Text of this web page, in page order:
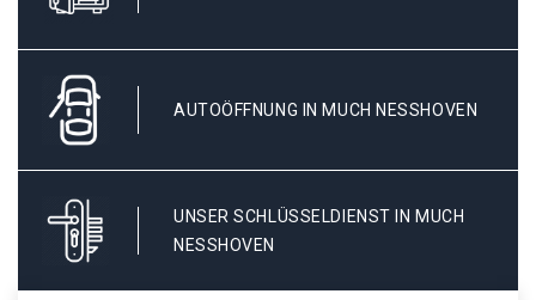
AUTOÖFFNUNG IN MUCH NESSHOVEN
UNSER SCHLÜSSELDIENST IN MUCH
NESSHOVEN